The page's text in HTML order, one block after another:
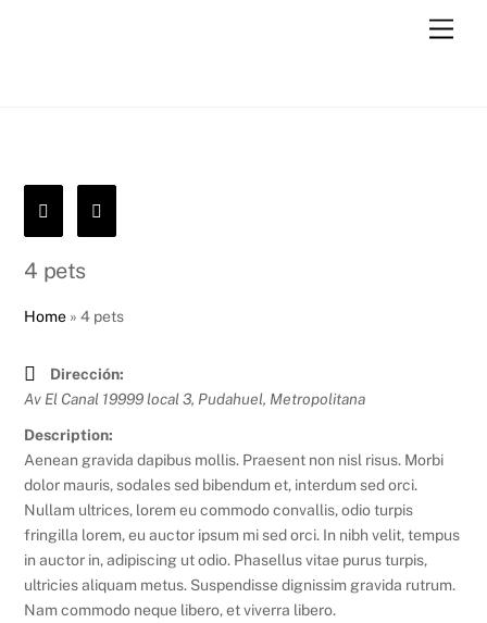
4 pets
Home »4 pets
Dirección:
Av El Canal 19999 local 3, Pudahuel, Metropolitana
Description:
Aenean gravida dapibus mollis. Praesent non nisl risus. Morbi
dolor mauris, sodales sed bibendum et, interdum sed orci.
Nullam ultrices, lorem eu commodo convallis, odio turpis
fringilla lorem, eu auctor ipsum mi sed orci. In nibh velit, tempus
in auctor in, adipiscing ut odio. Phasellus vitae purus turpis,
ultricies aliquam metus. Suspendisse dignissim gravida rutrum.
Nam commodo neque libero, et viverra libero.